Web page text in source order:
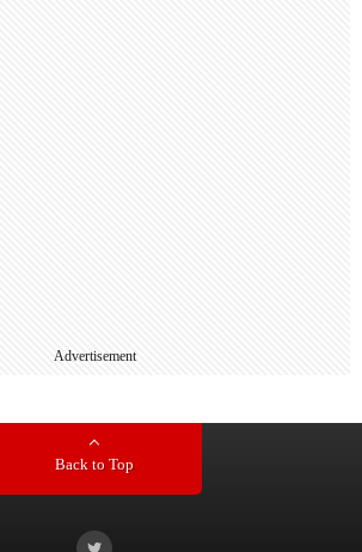
Advertisement
Back to Top